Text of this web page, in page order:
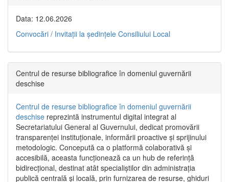
Data: 12.06.2026
Convocări / Invitaţii la şedinţele Consiliului Local
Centrul de resurse bibliografice în domeniul guvernării
deschise
Centrul de resurse bibliografice în domeniul guvernării
deschise reprezintă instrumentul digital integrat al
Secretariatului General al Guvernului, dedicat promovării
transparenței instituționale, informării proactive și sprijinului
metodologic. Concepută ca o platformă colaborativă și
accesibilă, aceasta funcționează ca un hub de referință
bidirecțional, destinat atât specialiștilor din administrația
publică centrală și locală, prin furnizarea de resurse, ghiduri